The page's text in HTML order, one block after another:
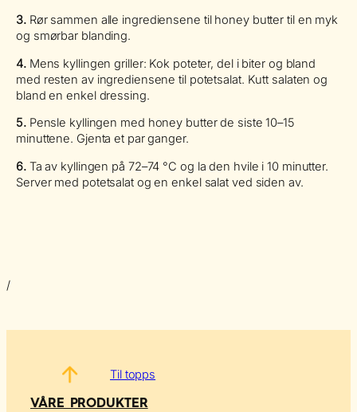
3.Rør sammen alle ingrediensene til honey butter til en myk
og smørbar blanding.
4.Mens kyllingen griller: Kok poteter, del i biter og bland
med resten av ingrediensene til potetsalat. Kutt salaten og
bland en enkel dressing.
5.Pensle kyllingen med honey butter de siste 10–15
minuttene. Gjenta et par ganger.
6.Ta av kyllingen på 72–74 °C og la den hvile i 10 minutter.
Server med potetsalat og en enkel salat ved siden av.
/
Til topps
VÅRE PRODUKTER